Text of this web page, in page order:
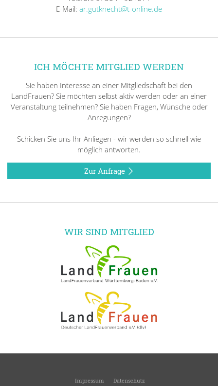
E-Mail: ar.gutknecht@t-online.de
ICH MÖCHTE MITGLIED WERDEN
Sie haben Interesse an einer Mitgliedschaft bei den
LandFrauen? Sie möchten selbst aktiv werden oder an einer
Veranstaltung teilnehmen? Sie haben Fragen, Wünsche oder
Anregungen?
Schicken Sie uns Ihr Anliegen - wir werden so schnell wie
möglich antworten.
Zur Anfrage
WIR SIND MITGLIED
Impressum Datenschutz